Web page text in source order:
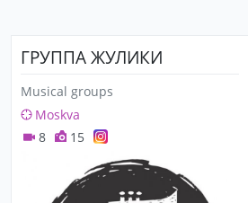
ГРУППА ЖУЛИКИ
Musical groups
Moskva
8
15